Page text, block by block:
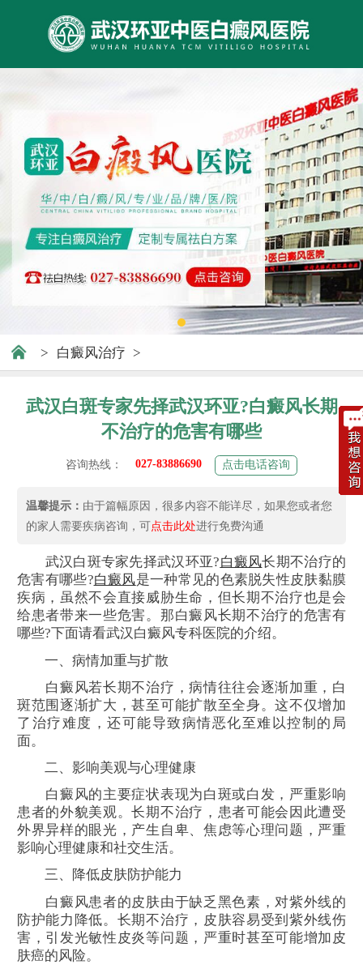
> 白癜风治疗 >
武汉白斑专家先择武汉环亚?白癜风长期
不治疗的危害有哪些
咨询热线： 027-83886690 点击电话咨询
温馨提示： 由于篇幅原因，很多内容不能详尽，如果您或者您
的家人需要疾病咨询，可点击此处进行免费沟通
武汉白斑专家先择武汉环亚?白癜风长期不治疗的
危害有哪些?白癜风是一种常见的色素脱失性皮肤黏膜
疾病，虽然不会直接威胁生命，但长期不治疗也是会
给患者带来一些危害。那白癜风长期不治疗的危害有
哪些?下面请看武汉白癜风专科医院的介绍。
一、病情加重与扩散
白癜风若长期不治疗，病情往往会逐渐加重，白
斑范围逐渐扩大，甚至可能扩散至全身。这不仅增加
了治疗难度，还可能导致病情恶化至难以控制的局
面。
二、影响美观与心理健康
白癜风的主要症状表现为白斑或白发，严重影响
患者的外貌美观。长期不治疗，患者可能会因此遭受
外界异样的眼光，产生自卑、焦虑等心理问题，严重
影响心理健康和社交生活。
三、降低皮肤防护能力
白癜风患者的皮肤由于缺乏黑色素，对紫外线的
防护能力降低。长期不治疗，皮肤容易受到紫外线伤
害，引发光敏性皮炎等问题，严重时甚至可能增加皮
肤癌的风险。